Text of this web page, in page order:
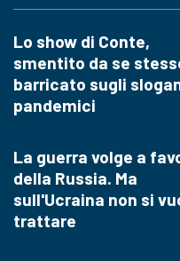
Lo show di Conte,
smentito da se
barricato sugli
pandemici
La guerra volge a
della Russia. Ma
sull'Ucraina non si
trattare